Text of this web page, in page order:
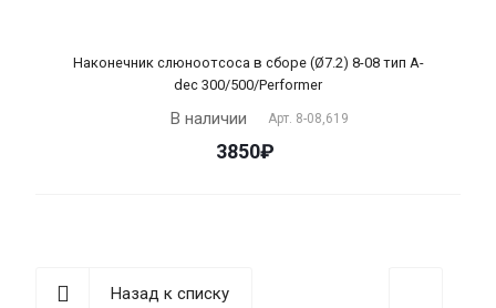
Наконечник слюноотсоса в сборе (Ø7.2) 8-08 тип A-
dec 300/500/Performer
В наличии Арт. 8-08,619
3850₽
Назад к списку